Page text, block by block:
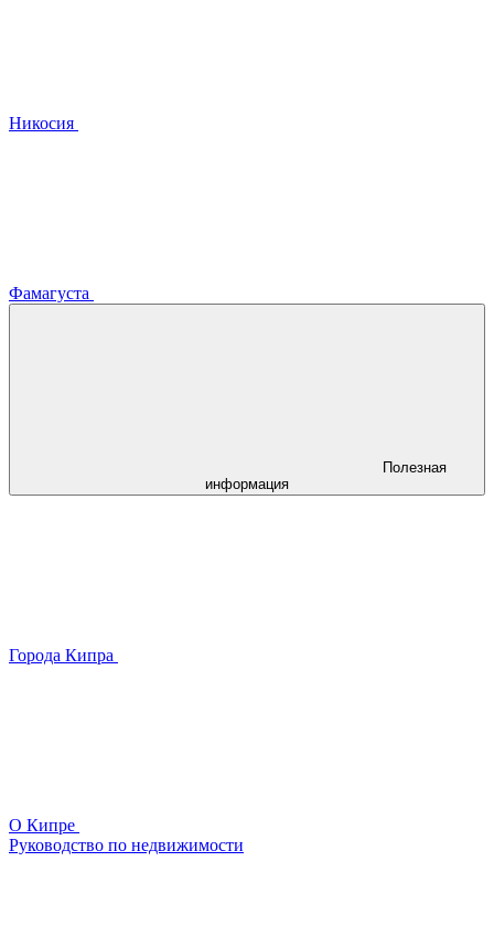
Никосия
Фамагуста
Полезная
информация
Города Кипра
О Кипре
Руководство по недвижимости